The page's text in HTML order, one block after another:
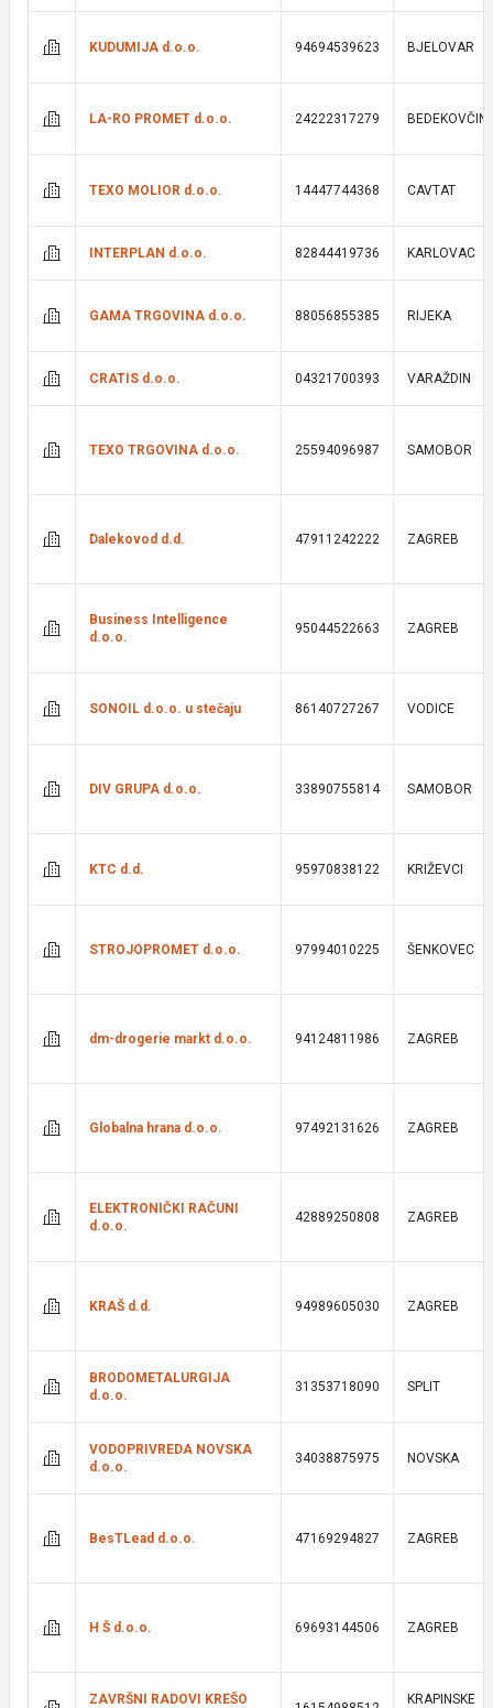
KUDUMIJA d.o.o. 94694539623 BJELOVAR
LA-RO PROMET d.o.o. 24222317279
TEXO MOLIOR d.o.o. 14447744368 CAVTAT
INTERPLAN d.o.o. 82844419736 KARLOVAC
GAMA TRGOVINA d.o.o. 88056855385 RIJEKA
CRATIS d.o.o. 04321700393 VARAŽDIN
TEXO TRGOVINA d.o.o. 25594096987 SAMOBOR
Dalekovod d.d. 47911242222 ZAGREB
Business Intelligence
d.o.o.
95044522663 ZAGREB
SONOIL d.o.o. u stečaju 86140727267 VODICE
DIV GRUPA d.o.o. 33890755814 SAMOBOR
KTC d.d. 95970838122 KRIŽEVCI
STROJOPROMET d.o.o. 97994010225 ŠENKOVEC
dm-drogerie markt d.o.o. 94124811986 ZAGREB
Globalna hrana d.o.o. 97492131626 ZAGREB
ELEKTRONIČKI RAČUNI
d.o.o.
42889250808 ZAGREB
KRAŠ d.d. 94989605030 ZAGREB
BRODOMETALURGIJA
d.o.o.
31353718090 SPLIT
VODOPRIVREDA NOVSKA
d.o.o.
34038875975 NOVSKA
BesTLead d.o.o. 47169294827 ZAGREB
H Š d.o.o. 69693144506 ZAGREB
ZAVRŠNI RADOVI KREŠO KRAPINSKE